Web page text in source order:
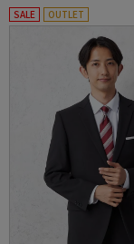
SALE OUTLET